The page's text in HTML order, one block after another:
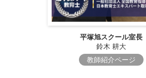
平塚旭スクール室長
鈴木 耕大
教師紹介ページ